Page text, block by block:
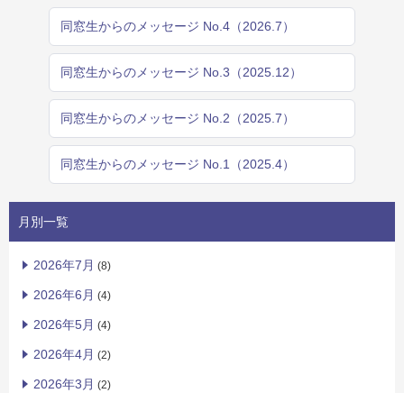
同窓生からのメッセージ No.4（2026.7）
同窓生からのメッセージ No.3（2025.12）
同窓生からのメッセージ No.2（2025.7）
同窓生からのメッセージ No.1（2025.4）
月別一覧
2026年7月 (8)
2026年6月 (4)
2026年5月 (4)
2026年4月 (2)
2026年3月 (2)